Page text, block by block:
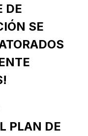
DE
SE
PLAN DE